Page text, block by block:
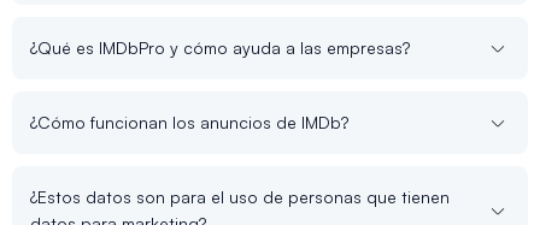
¿Qué es IMDbPro y cómo ayuda a las empresas?
¿Cómo funcionan los anuncios de IMDb?
¿Estos datos son para el uso de personas que tienen